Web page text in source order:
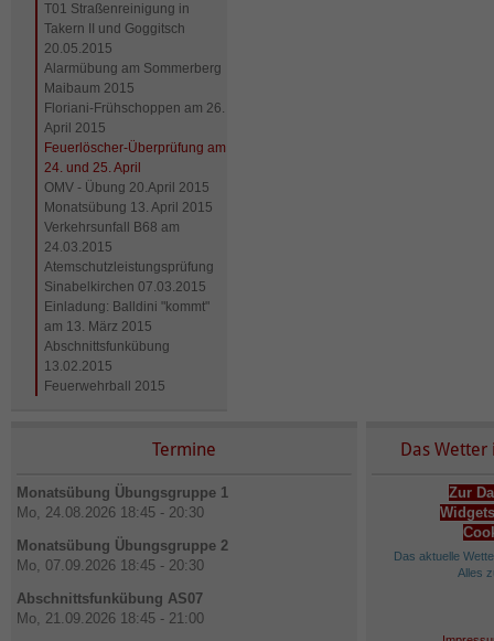
T01 Straßenreinigung in
Takern II und Goggitsch
20.05.2015
Alarmübung am Sommerberg
Maibaum 2015
Floriani-Frühschoppen am 26.
April 2015
Feuerlöscher-Überprüfung am
24. und 25. April
OMV - Übung 20.April 2015
Monatsübung 13. April 2015
Verkehrsunfall B68 am
24.03.2015
Atemschutzleistungsprüfung
Sinabelkirchen 07.03.2015
Einladung: Balldini "kommt"
am 13. März 2015
Abschnittsfunkübung
13.02.2015
Feuerwehrball 2015
Termine
Monatsübung Übungsgruppe 1
Mo, 24.08.2026 18:45 - 20:30
Monatsübung Übungsgruppe 2
Mo, 07.09.2026 18:45 - 20:30
Abschnittsfunkübung AS07
Mo, 21.09.2026 18:45 - 21:00
Das Wetter
Zur
Das aktuelle
Alles